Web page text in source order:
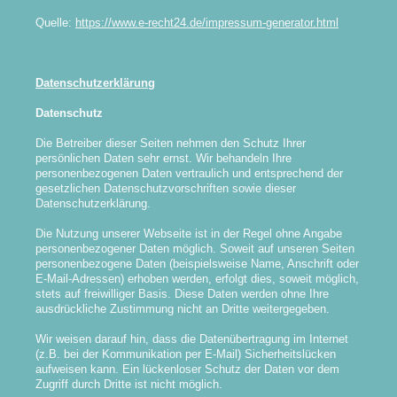
Quelle: https://www.e-recht24.de/impressum-generator.html
Datenschutzerklärung
Datenschutz
Die Betreiber dieser Seiten nehmen den Schutz Ihrer
persönlichen Daten sehr ernst. Wir behandeln Ihre
personenbezogenen Daten vertraulich und entsprechend der
gesetzlichen Datenschutzvorschriften sowie dieser
Datenschutzerklärung.
Die Nutzung unserer Webseite ist in der Regel ohne Angabe
personenbezogener Daten möglich. Soweit auf unseren Seiten
personenbezogene Daten (beispielsweise Name, Anschrift oder
E-Mail-Adressen) erhoben werden, erfolgt dies, soweit möglich,
stets auf freiwilliger Basis. Diese Daten werden ohne Ihre
ausdrückliche Zustimmung nicht an Dritte weitergegeben.
Wir weisen darauf hin, dass die Datenübertragung im Internet
(z.B. bei der Kommunikation per E-Mail) Sicherheitslücken
aufweisen kann. Ein lückenloser Schutz der Daten vor dem
Zugriff durch Dritte ist nicht möglich.